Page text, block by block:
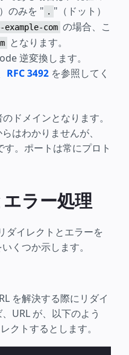
のみを " . "（ドット）
com の場合、こ
となります。
逆変換します。
RFC 3492 を参照してく
ドメインとなります。
はわかりませんが、
す。ポートは常にプロト
ラー処理
ダイレクトとエラーを
くつか示します。
を解決する際にリダイ
URL が、以下のよう
クトするとします。